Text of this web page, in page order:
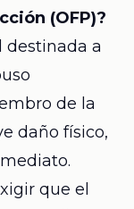
(OFP)?
destinada a
de la
daño físico,
que el